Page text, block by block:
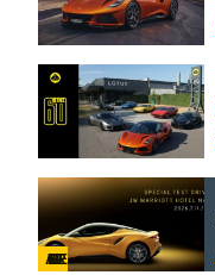
AD FEATURE